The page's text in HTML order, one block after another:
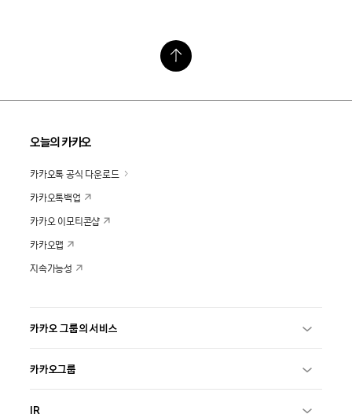
오늘의 카카오
카카오톡 공식 다운로드
카카오톡백업
카카오 이모티콘샵
카카오맵
지속가능성
카카오 그룹의 서비스
카카오그룹
IR